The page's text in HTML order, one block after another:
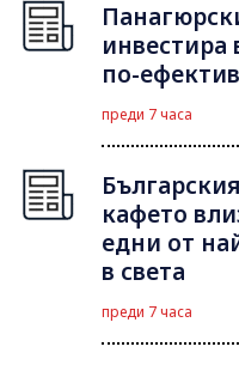
инвестира
по-
преди 7 часа
кафето
едни от
в света
преди 7 часа